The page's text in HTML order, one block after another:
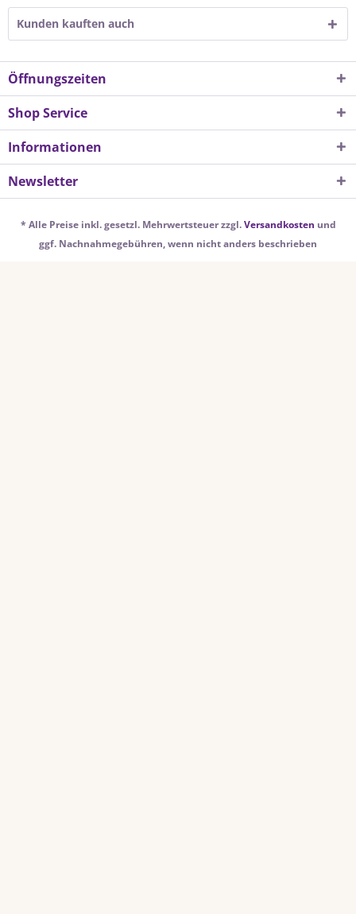
Kunden kauften auch
Öffnungszeiten
Shop Service
Informationen
Newsletter
* Alle Preise inkl. gesetzl. Mehrwertsteuer zzgl.Versandkosten und
ggf. Nachnahmegebühren, wenn nicht anders beschrieben